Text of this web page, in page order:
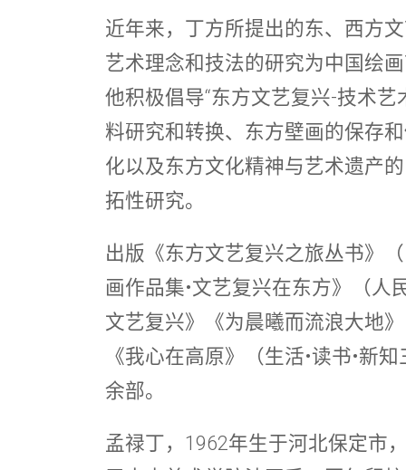
近年来，丁方所提出的东、西方
艺术理念和技法的研究为中国绘
他积极倡导“东方文艺复兴-技术
料研究和转换、东方壁画的保存
化以及东方文化精神与艺术遗产
拓性研究。
出版《东方文艺复兴之旅丛书》
画作品集•文艺复兴在东方》（人
文艺复兴》《为晨曦而流浪大地
《我心在高原》（生活•读书•新
余部。
孟禄丁，1962年生于河北保定市